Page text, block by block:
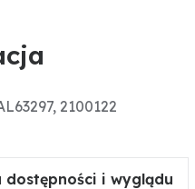
2100122
dostępności i wyglądu